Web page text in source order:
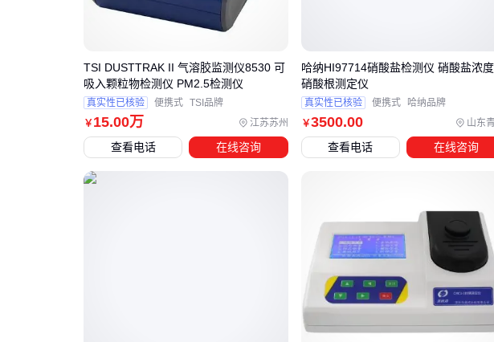
定性直接影响检测仪
滤膜 作为耗材的更
高粉尘环境未及时
生化实验室使用亲
建议在采购检测仪时
监测的车间场景，滤
项。
五、操作不当如何
￥15.00万 江苏苏州
TSI DUSTTRAK II 气溶胶监测仪8530 可
吸入颗粒物检测仪 PM2.5检测仪
真实性已核验 便携式 TSI品牌
查看电话 在线咨询
￥3500.00 山东
哈纳HI97714硝酸盐检测仪 硝酸盐浓
硝酸根测定仪
真实性已核验 便携式 哈纳品牌
查看电话 在线咨询